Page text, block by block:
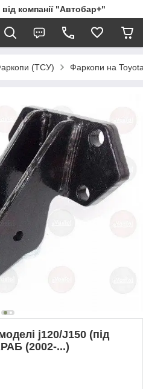
компанії "Автобар+"
(ТСУ) Фаркопи на
j120/J150 (під
(2002-...)